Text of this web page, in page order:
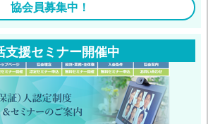
協会員募集中！
支援セミナー開催中